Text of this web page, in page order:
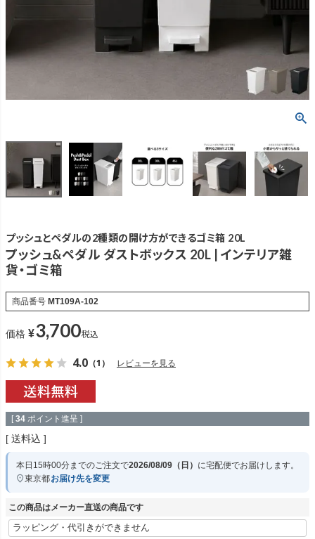
プッシュとペダルの2種類の開け方ができるゴミ箱 20L
プッシュ&ペダル ダストボックス 20L | インテリア雑
貨・ゴミ箱
商品番号 MT109A-102
価格 ¥3,700税込
4.0 （1） レビューを見る
[ 34 ポイント進呈 ]
送料込
本日 15時00分までのご注文で2026/08/09（日） に宅配便でお届けします。
東京都お届け先を変更
この商品はメーカー直送の商品です